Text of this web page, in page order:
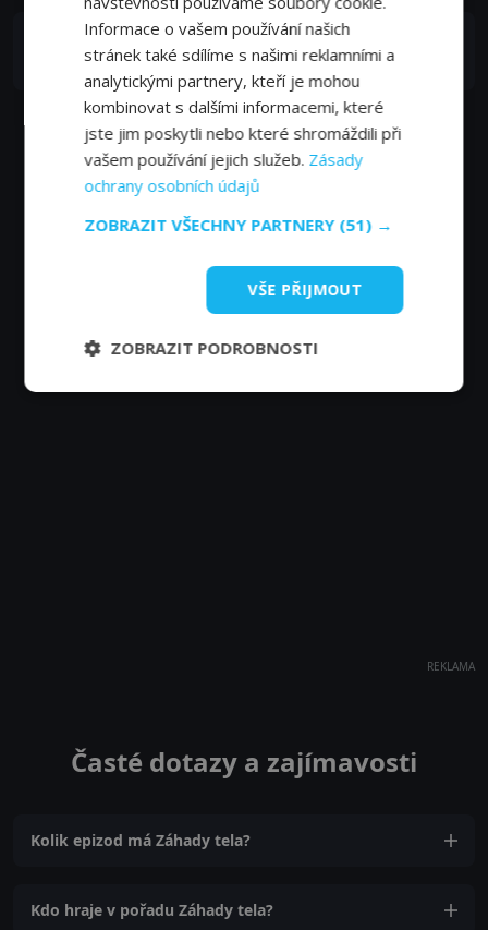
Marián Miezga
moderátor
REKLAMA
Časté dotazy a zajímavosti
Kolik epizod má Záhady tela?
Kdo hraje v pořadu Záhady tela?
Informace o vašem používání našich
stránek také sdílíme s našimi reklamními a
analytickými partnery, kteří je mohou
kombinovat s dalšími informacemi, které
jste jim poskytli nebo které shromáždili při
vašem používání jejich služeb. Zásady
ochrany osobních údajů
ZOBRAZIT VŠECHNY PARTNERY (51) →
VŠE PŘIJMOUT
ZOBRAZIT PODROBNOSTI